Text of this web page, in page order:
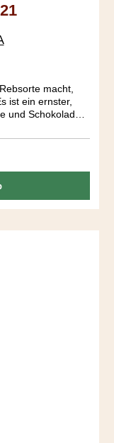
macht,
ist ein ernster,
und Schokolade